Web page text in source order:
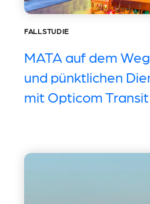
FALLSTUDIE
MATA auf dem
und pünktlichen
mit Opticom